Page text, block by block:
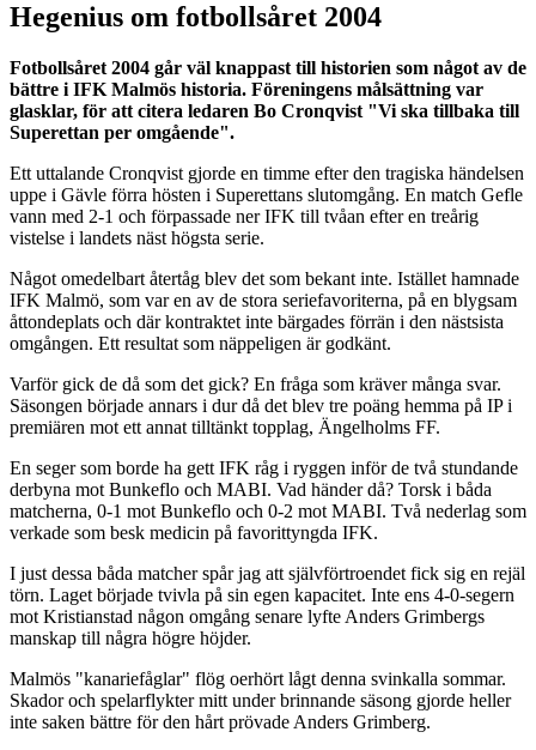
Hegenius om fotbollsåret 2004
Fotbollsåret 2004 går väl knappast till historien som något av de
bättre i IFK Malmös historia. Föreningens målsättning var
glasklar, för att citera ledaren Bo Cronqvist "Vi ska tillbaka till
Superettan per omgående".
Ett uttalande Cronqvist gjorde en timme efter den tragiska händelsen
uppe i Gävle förra hösten i Superettans slutomgång. En match Gefle
vann med 2-1 och förpassade ner IFK till tvåan efter en treårig
vistelse i landets näst högsta serie.
Något omedelbart återtåg blev det som bekant inte. Istället hamnade
IFK Malmö, som var en av de stora seriefavoriterna, på en blygsam
åttondeplats och där kontraktet inte bärgades förrän i den nästsista
omgången. Ett resultat som näppeligen är godkänt.
Varför gick de då som det gick? En fråga som kräver många svar.
Säsongen började annars i dur då det blev tre poäng hemma på IP i
premiären mot ett annat tilltänkt topplag, Ängelholms FF.
En seger som borde ha gett IFK råg i ryggen inför de två stundande
derbyna mot Bunkeflo och MABI. Vad händer då? Torsk i båda
matcherna, 0-1 mot Bunkeflo och 0-2 mot MABI. Två nederlag som
verkade som besk medicin på favorittyngda IFK.
I just dessa båda matcher spår jag att självförtroendet fick sig en rejäl
törn. Laget började tvivla på sin egen kapacitet. Inte ens 4-0-segern
mot Kristianstad någon omgång senare lyfte Anders Grimbergs
manskap till några högre höjder.
Malmös "kanariefåglar" flög oerhört lågt denna svinkalla sommar.
Skador och spelarflykter mitt under brinnande säsong gjorde heller
inte saken bättre för den hårt prövade Anders Grimberg.